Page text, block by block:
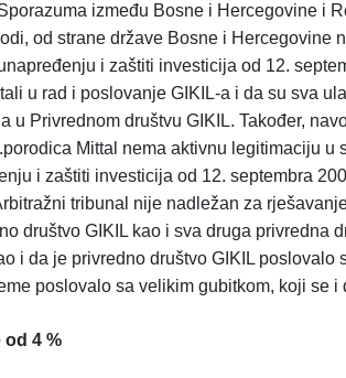
između Bosne i Hercegovine i
od strane države Bosne i Hercegovine
i zaštiti investicija od 12.
u rad i poslovanje GIKIL-a i da su sva
u Privrednom društvu GIKIL. Također,
Mittal nema aktivnu legitimaciju
i zaštiti investicija od 12. septembra
tribunal nije nadležan za
društvo GIKIL kao i sva druga privredna
i da je privredno društvo GIKIL
poslovalo sa velikim gubitkom, koji se
od 4 %